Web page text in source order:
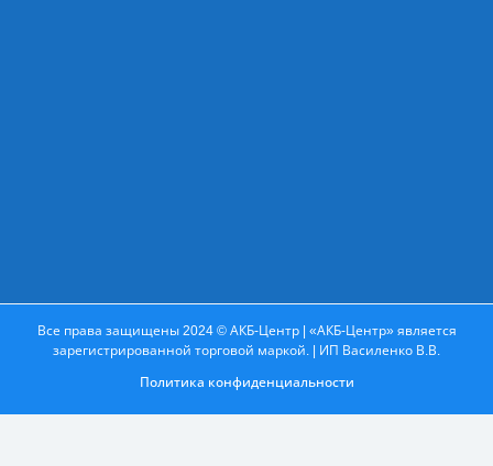
Все права защищены 2024 © АКБ-Центр | «АКБ-Центр» является
зарегистрированной торговой маркой. | ИП Василенко В.В.
Политика конфиденциальности